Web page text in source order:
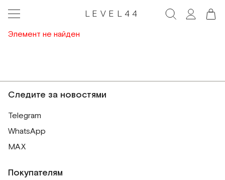
LEVEL44
Элемент не найден
Следите за новостями
Telegram
WhatsApp
MAX
Покупателям